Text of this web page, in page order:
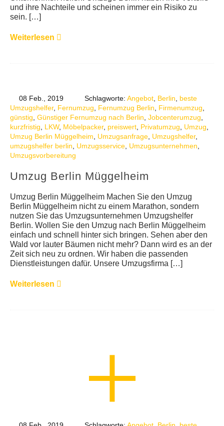
und ihre Nachteile und scheinen immer ein Risiko zu
sein. […]
Weiterlesen
08 Feb., 2019 Schlagworte: Angebot Berlin
beste
Umzugshelfer, Fernumzug Fernumzug Berlin Firmenumzug
günstig Günstiger Fernumzug nach Berlin Jobcenterumzug
kurzfristig
LKW, Möbelpacker, preiswert Privatumzug Umzug
Umzug Berlin Müggelheim
Umzugsanfrage Umzugshelfer,
umzugshelfer berlin
Umzugsservice Umzugsunternehmen
Umzugsvorbereitung
Umzug Berlin Müggelheim
Umzug Berlin Müggelheim Machen Sie den Umzug
Berlin Müggelheim nicht zu einem Marathon, sondern
nutzen Sie das Umzugsunternehmen Umzugshelfer
Berlin. Wollen Sie den Umzug nach Berlin Müggelheim
einfach und schnell hinter sich bringen. Sehen aber den
Wald vor lauter Bäumen nicht mehr? Dann wird es an der
Zeit sich neu zu ordnen. Wir haben die passenden
Dienstleistungen dafür. Unsere Umzugsfirma […]
Weiterlesen